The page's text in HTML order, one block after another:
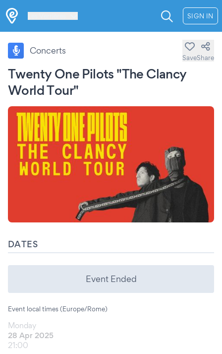
SIGN IN
Twenty One Pilots "The Clancy
World Tour"
Concerts
SaveShare
DATES
Event Ended
Event local times (Europe/Rome)
Monday
28 Apr 2025
21:00